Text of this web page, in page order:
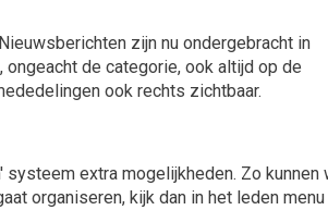
zijn nu ondergebracht in
de categorie, ook altijd op de
ook rechts zichtbaar.
extra mogelijkheden. Zo kunnen
organiseren, kijk dan in het leden menu